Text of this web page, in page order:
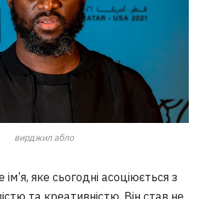
вирджил абло
яке сьогодні асоціюється з
та креативністю. Він став не